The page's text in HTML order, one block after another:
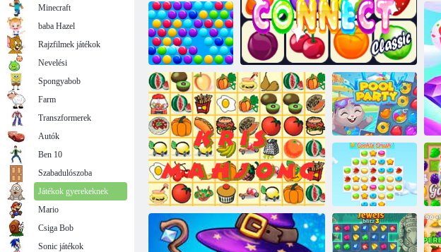
Varázsvonalak
Buborékos erdő
Onet Connect
Okos buborékok
Medencés buli
Minecraft
baba Hazel
Rajzfilmek játékok
Nevelési
Spongyabob
Farm
Transzformerek
Autók
Ben 10
Szabadulószoba
Játékok gyerekeknek
Mario
Csiga Bob
Sonic játékok